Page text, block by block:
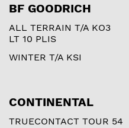
BF GOODRICH
ALL TERRAIN T/A KO3
LT 10 PLIS
WINTER T/A KSI
CONTINENTAL
TRUECONTACT TOUR 54